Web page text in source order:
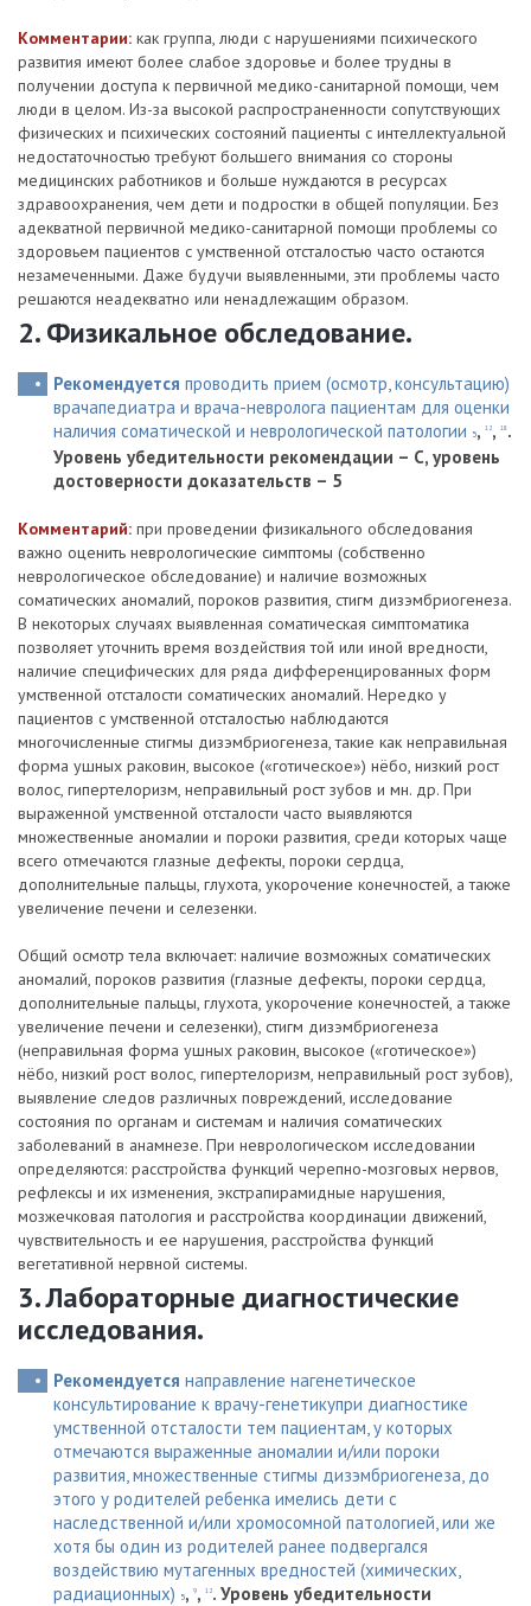
Комментарии: как группа, люди с нарушениями психического
развития имеют более слабое здоровье и более трудны в
получении доступа к первичной медико-санитарной помощи, чем
люди в целом. Из-за высокой распространенности сопутствующих
физических и психических состояний пациенты с интеллектуальной
недостаточностью требуют большего внимания со стороны
медицинских работников и больше нуждаются в ресурсах
здравоохранения, чем дети и подростки в общей популяции. Без
адекватной первичной медико-санитарной помощи проблемы со
здоровьем пациентов с умственной отсталостью часто остаются
незамеченными. Даже будучи выявленными, эти проблемы часто
решаются неадекватно или ненадлежащим образом.
2. Физикальное обследование.
Рекомендуется проводить прием (осмотр, консультацию)
врачапедиатра и врача-невролога пациентам для оценки
наличия соматической и неврологической патологии 5, 12, 18.
Уровень убедительности рекомендации – С, уровень
достоверности доказательств – 5
Комментарий: при проведении физикального обследования
важно оценить неврологические симптомы (собственно
неврологическое обследование) и наличие возможных
соматических аномалий, пороков развития, стигм дизэмбриогенеза.
В некоторых случаях выявленная соматическая симптоматика
позволяет уточнить время воздействия той или иной вредности,
наличие специфических для ряда дифференцированных форм
умственной отсталости соматических аномалий. Нередко у
пациентов с умственной отсталостью наблюдаются
многочисленные стигмы дизэмбриогенеза, такие как неправильная
форма ушных раковин, высокое («готическое») нёбо, низкий рост
волос, гипертелоризм, неправильный рост зубов и мн. др. При
выраженной умственной отсталости часто выявляются
множественные аномалии и пороки развития, среди которых чаще
всего отмечаются глазные дефекты, пороки сердца,
дополнительные пальцы, глухота, укорочение конечностей, а также
увеличение печени и селезенки.
Общий осмотр тела включает: наличие возможных соматических
аномалий, пороков развития (глазные дефекты, пороки сердца,
дополнительные пальцы, глухота, укорочение конечностей, а также
увеличение печени и селезенки), стигм дизэмбриогенеза
(неправильная форма ушных раковин, высокое («готическое»)
нёбо, низкий рост волос, гипертелоризм, неправильный рост зубов),
выявление следов различных повреждений, исследование
состояния по органам и системам и наличия соматических
заболеваний в анамнезе. При неврологическом исследовании
определяются: расстройства функций черепно-мозговых нервов,
рефлексы и их изменения, экстрапирамидные нарушения,
мозжечковая патология и расстройства координации движений,
чувствительность и ее нарушения, расстройства функций
вегетативной нервной системы.
3. Лабораторные диагностические
исследования.
Рекомендуется направление нагенетическое
консультирование к врачу-генетикупри диагностике
умственной отсталости тем пациентам, у которых
отмечаются выраженные аномалии и/или пороки
развития, множественные стигмы дизэмбриогенеза, до
этого у родителей ребенка имелись дети с
наследственной и/или хромосомной патологией, или же
хотя бы один из родителей ранее подвергался
воздействию мутагенных вредностей (химических,
радиационных) 5, 9, 12. Уровень убедительности